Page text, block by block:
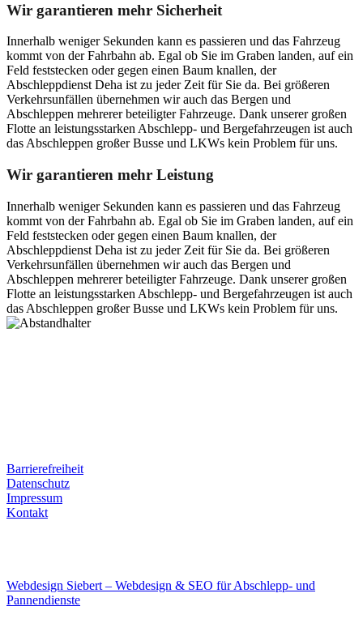
Wir garantieren mehr Sicherheit
Innerhalb weniger Sekunden kann es passieren und das Fahrzeug
kommt von der Fahrbahn ab. Egal ob Sie im Graben landen, auf ein
Feld feststecken oder gegen einen Baum knallen, der
Abschleppdienst Deha ist zu jeder Zeit für Sie da. Bei größeren
Verkehrsunfällen übernehmen wir auch das Bergen und
Abschleppen mehrerer beteiligter Fahrzeuge. Dank unserer großen
Flotte an leistungsstarken Abschlepp- und Bergefahrzeugen ist auch
das Abschleppen großer Busse und LKWs kein Problem für uns.
Wir garantieren mehr Leistung
Innerhalb weniger Sekunden kann es passieren und das Fahrzeug
kommt von der Fahrbahn ab. Egal ob Sie im Graben landen, auf ein
Feld feststecken oder gegen einen Baum knallen, der
Abschleppdienst Deha ist zu jeder Zeit für Sie da. Bei größeren
Verkehrsunfällen übernehmen wir auch das Bergen und
Abschleppen mehrerer beteiligter Fahrzeuge. Dank unserer großen
Flotte an leistungsstarken Abschlepp- und Bergefahrzeugen ist auch
das Abschleppen großer Busse und LKWs kein Problem für uns.
Barrierefreiheit
Datenschutz
Impressum
Kontakt
Webdesign Siebert – Webdesign & SEO für Abschlepp- und
Pannendienste